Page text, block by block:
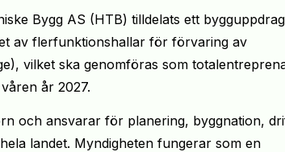
Bygg AS (HTB) tilldelats ett
av flerfunktionshallar för förvaring av
vilket ska genomföras som
år 2027.
och ansvarar för planering, byggnation,
landet. Myndigheten fungerar som en